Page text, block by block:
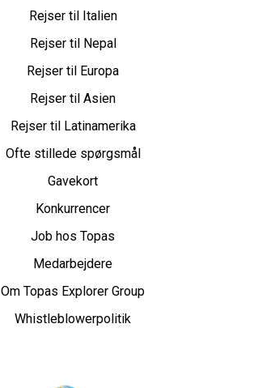
Rejser til Italien
Rejser til Nepal
Rejser til Europa
Rejser til Asien
Rejser til Latinamerika
Ofte stillede spørgsmål
Gavekort
Konkurrencer
Job hos Topas
Medarbejdere
Om Topas Explorer Group
Whistleblowerpolitik